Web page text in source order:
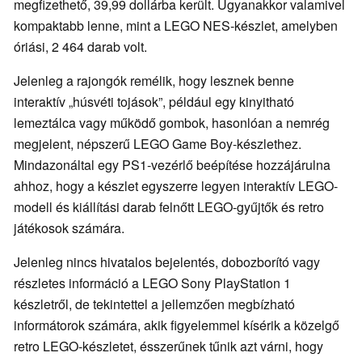
megfizethető, 39,99 dollárba került. Ugyanakkor valamivel
kompaktabb lenne, mint a LEGO NES-készlet, amelyben
óriási, 2 464 darab volt.
Jelenleg a rajongók remélik, hogy lesznek benne
interaktív „húsvéti tojások”, például egy kinyitható
lemeztálca vagy működő gombok, hasonlóan a nemrég
megjelent, népszerű LEGO Game Boy-készlethez.
Mindazonáltal egy PS1-vezérlő beépítése hozzájárulna
ahhoz, hogy a készlet egyszerre legyen interaktív LEGO-
modell és kiállítási darab felnőtt LEGO-gyűjtők és retro
játékosok számára.
Jelenleg nincs hivatalos bejelentés, dobozborító vagy
részletes információ a LEGO Sony PlayStation 1
készletről, de tekintettel a jellemzően megbízható
informátorok számára, akik figyelemmel kísérik a közelgő
retro LEGO-készletet, ésszerűnek tűnik azt várni, hogy